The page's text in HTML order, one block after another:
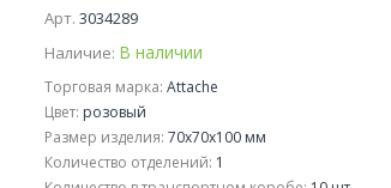
Арт. 3034289
Наличие: В наличии
Торговая марка: Attache
Цвет: розовый
Размер изделия: 70x70x100 мм
Количество отделений: 1